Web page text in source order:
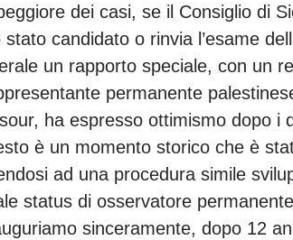
dei casi, se il Consiglio di
stato candidato o rinvia l’esame
un rapporto speciale, con un
permanente
ha espresso ottimismo dopo i
è un momento storico che è
ad una procedura simile
status di osservatore
sinceramente, dopo 12